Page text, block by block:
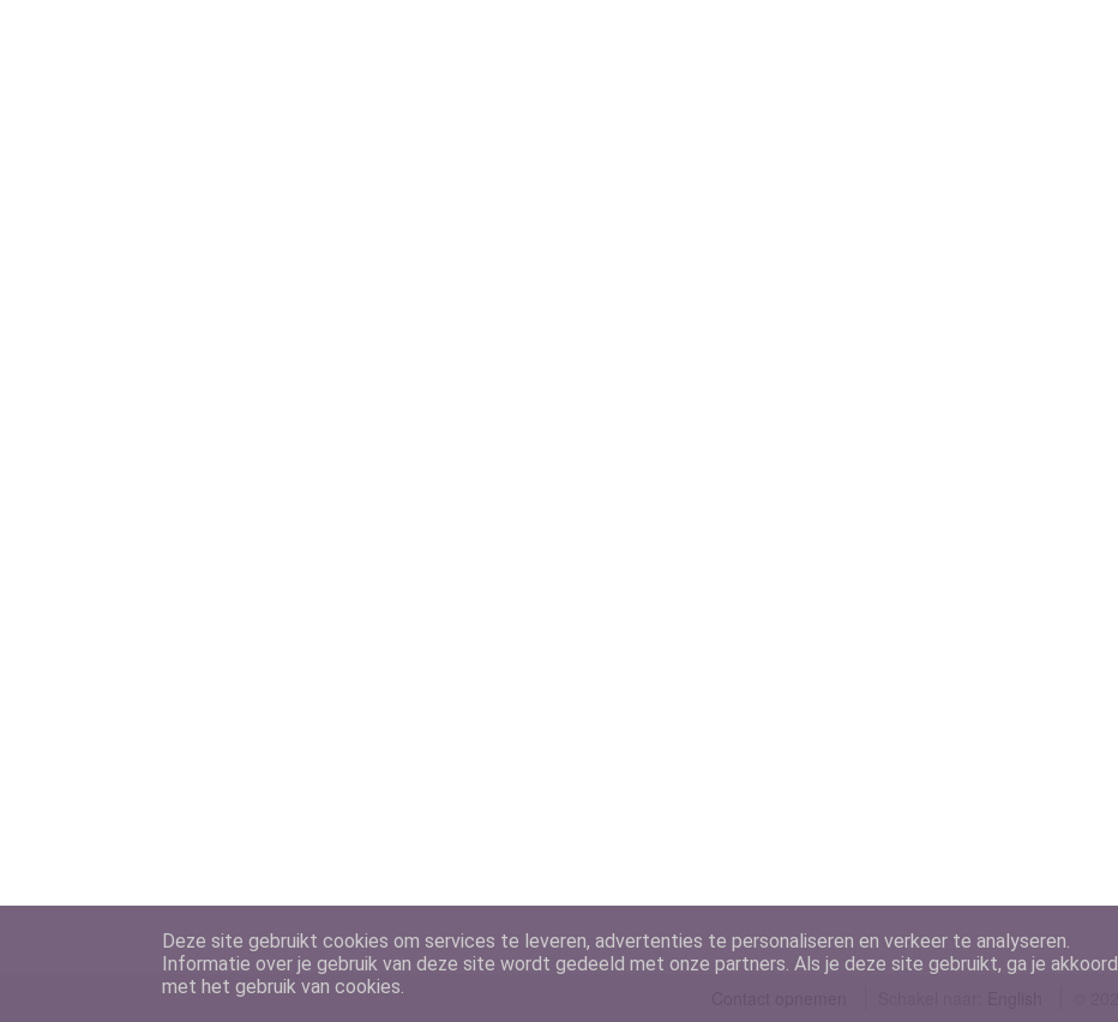
Deze site gebruikt cookies om services te leveren, advertenties te personaliseren en verkeer te analyseren.
Informatie over je gebruik van deze site wordt gedeeld met onze partners. Als je deze site gebruikt, ga je akkoord
met het gebruik van cookies.